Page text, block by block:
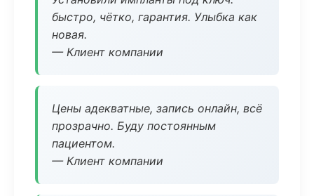
быстро, чётко, гарантия. Улыбка как
новая.
— Клиент компании
Цены адекватные, запись онлайн, всё
прозрачно. Буду постоянным
пациентом.
— Клиент компании